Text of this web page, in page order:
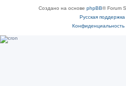
Создано на основе phpBB® Forum
Русская
Конфиденциальность